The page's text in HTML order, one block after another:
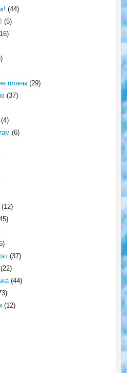
(44)
(5)
планы(29)
(37)
(6)
(37)
(44)
(12)